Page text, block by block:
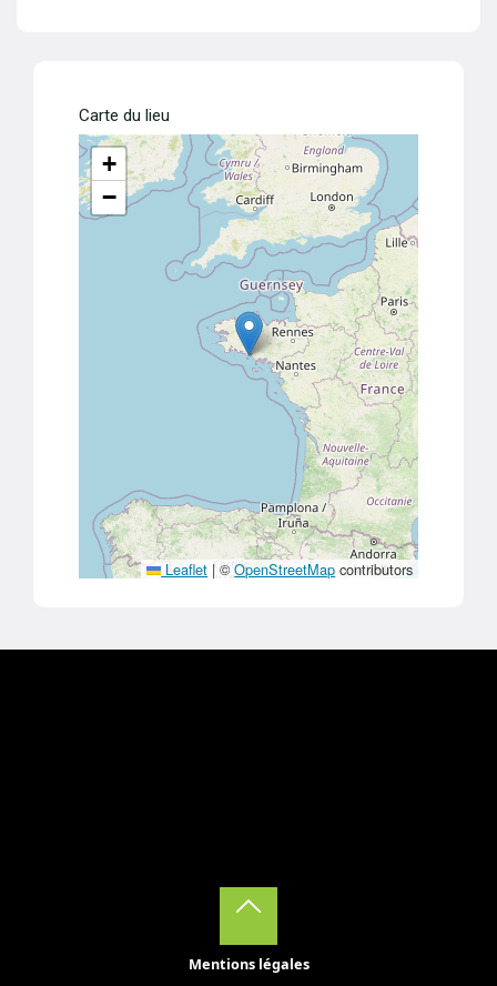
Carte du lieu
+
−
Leaflet |©OpenStreetMap contributors
Mentions légales
Back